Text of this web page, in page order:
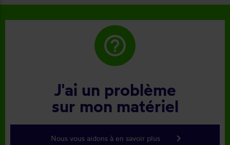
help_outline
J'ai un problème
sur mon matériel
Nous vous aidons à en savoir plus keyboard_arrow_right